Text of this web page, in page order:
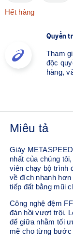
Hết hàng
Quyền
Tham
độc
hàng,
Miêu tả
Giày
nhất của chúng
viên chạy bộ trình
về đích nhanh
tiếp đất bằng mũi
Công nghệ đệm
đàn hồi vượt trội.
đế giữa nhằm tối
mẽ cho từng bước